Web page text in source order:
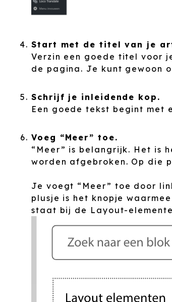
Start met de titel van je
Verzin een goede titel voor
de pagina. Je kunt gewoon
Schrijf je inleidende kop.
Een goede tekst begint met
Voeg “Meer” toe.
“Meer” is belangrijk. Het is
worden afgebroken. Op die
Je voegt “Meer” toe door
plusje is het knopje
staat bij de Layout-